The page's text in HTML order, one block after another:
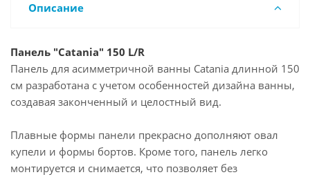
Описание
Панель "Catania" 150 L/R
Панель для асимметричной ванны Catania длинной 150
см разработана с учетом особенностей дизайна ванны,
создавая законченный и целостный вид.
Плавные формы панели прекрасно дополняют овал
купели и формы бортов. Кроме того, панель легко
монтируется и снимается, что позволяет без